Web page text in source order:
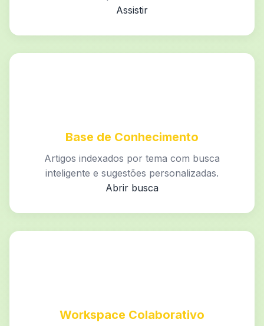
Assistir
Base de Conhecimento
Artigos indexados por tema com busca
inteligente e sugestões personalizadas.
Abrir busca
Workspace Colaborativo